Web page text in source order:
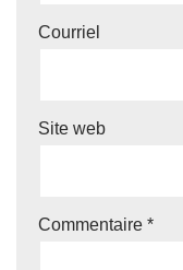
Courriel
Site web
Commentaire *